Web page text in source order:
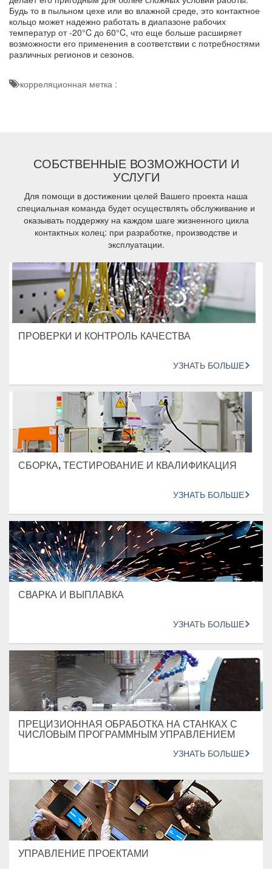
Будь то в пыльном цехе или во влажной среде, это контактное
кольцо может надежно работать в диапазоне рабочих
температур от -20°C до 60°C, что еще больше расширяет
возможности его применения в соответствии с потребностями
различных регионов и сезонов.
корреляционная метка :
СОБСТВЕННЫЕ ВОЗМОЖНОСТИ И
УСЛУГИ
Для помощи в достижении целей Вашего проекта наша
специальная команда будет осуществлять обслуживание и
оказывать поддержку на каждом шаге жизненного цикла
контактных колец: при разработке, производстве и
эксплуатации.
ПРОВЕРКИ И КОНТРОЛЬ КАЧЕСТВА
УЗНАТЬ БОЛЬШЕ
СБОРКА, ТЕСТИРОВАНИЕ И КВАЛИФИКАЦИЯ
УЗНАТЬ БОЛЬШЕ
СВАРКА И ВЫПЛАВКА
УЗНАТЬ БОЛЬШЕ
ПРЕЦИЗИОННАЯ ОБРАБОТКА НА СТАНКАХ С
ЧИСЛОВЫМ ПРОГРАММНЫМ УПРАВЛЕНИЕМ
УЗНАТЬ БОЛЬШЕ
УПРАВЛЕНИЕ ПРОЕКТАМИ